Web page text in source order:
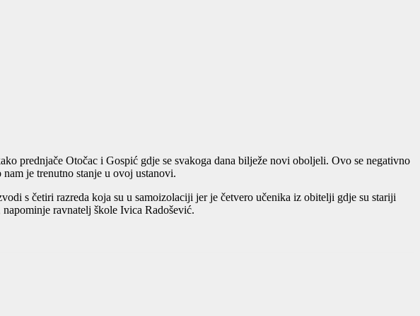
prednjače Otočac i Gospić gdje se svakoga dana bilježe novi oboljeli. Ovo se negativno
je trenutno stanje u ovoj ustanovi.
s četiri razreda koja su u samoizolaciji jer je četvero učenika iz obitelji gdje su stariji
ravnatelj škole Ivica Radošević.